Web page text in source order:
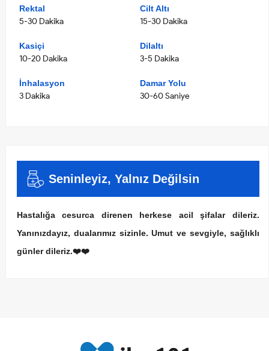
Rektal
5-30 Dakika
Cilt Altı
15-30 Dakika
Kasiçi
10-20 Dakika
Dilaltı
3-5 Dakika
İnhalasyon
3 Dakika
Damar Yolu
30-60 Saniye
Seninleyiz, Yalnız Değilsin
Hastalığa cesurca direnen herkese acil şifalar dileriz.
Yanınızdayız, dualarımız sizinle. Umut ve sevgiyle, sağlıklı
günler dileriz.❤️❤️